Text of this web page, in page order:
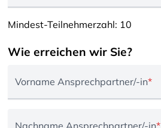
Mindest-Teilnehmerzahl: 10
Wie erreichen wir Sie?
Vorname Ansprechpartner/-in*
Nachname Ansprechpartner/-in*